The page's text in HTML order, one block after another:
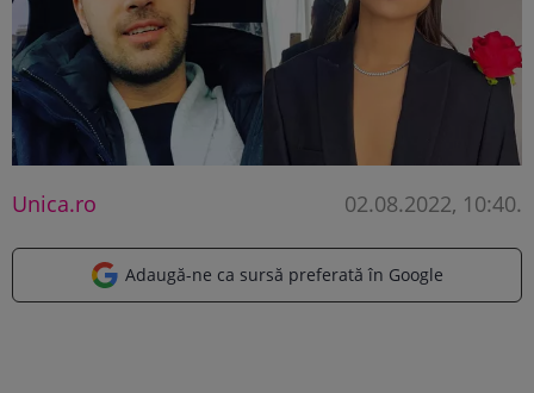
Unica.ro 02.08.2022, 10:40.
Adaugă-ne ca sursă preferată în Google